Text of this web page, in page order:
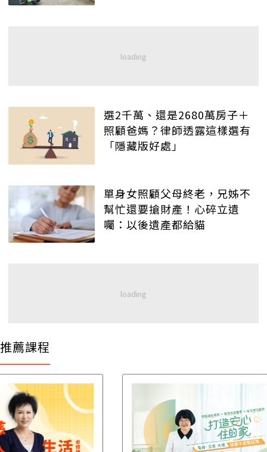
選2千萬、還是2680萬房子＋
照顧爸媽？律師透露這樣選有
「隱藏版好處」
單身女照顧父母終老，兄姊不
幫忙還要搶財產！心碎立遺
囑：以後遺產都給貓
推薦課程